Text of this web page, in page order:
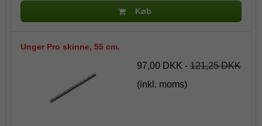
Køb
Unger Pro skinne, 55 cm.
97,00 DKK - 121,25 DKK
(inkl. moms)